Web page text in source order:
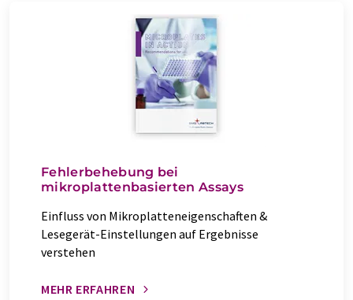
Fehlerbehebung bei
mikroplattenbasierten Assays
Einfluss von Mikroplatteneigenschaften &
Lesegerät-Einstellungen auf Ergebnisse
verstehen
MEHR ERFAHREN